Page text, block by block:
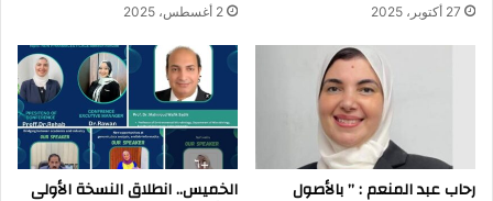
27 أكتوبر، 2025 2 أغسطس، 2025
رحاب عبد المنعم : ” بالأصول الخميس.. انطلاق النسخة الأولى